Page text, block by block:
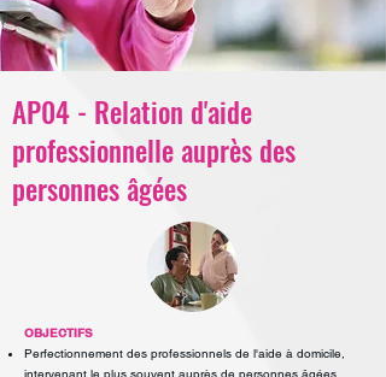
AP04 - Relation d'aide
professionnelle auprès des
personnes âgées
OBJECTIFS
Perfectionnement des professionnels de l'aide à domicile,